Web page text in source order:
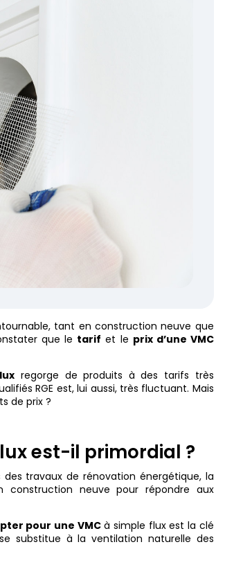
tant en construction neuve que
que le tarif et le prix d’une VMC
regorge de produits à des tarifs très
RGE est, lui aussi, très fluctuant. Mais
de prix ?
est-il primordial ?
travaux de rénovation énergétique, la
construction neuve pour répondre aux
pour une VMCà simple flux est la clé
se substitue à la ventilation naturelle des